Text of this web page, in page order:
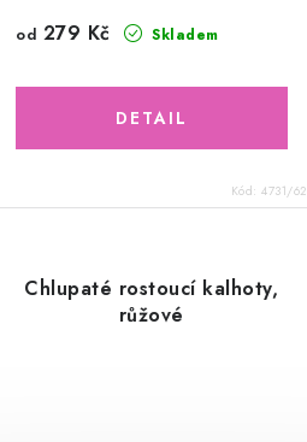
Skladem
od 279 Kč
Kód:4731/62
Chlupaté rostoucí kalhoty,
růžové